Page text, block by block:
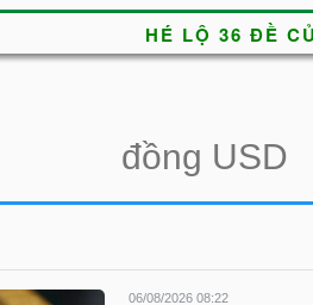
06/08/2026 08:22